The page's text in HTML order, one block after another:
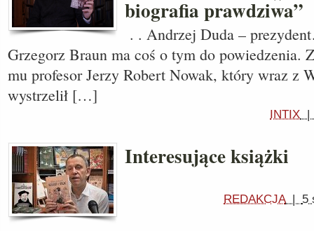
biografia prawdziwa”
. . Andrzej Duda –
Grzegorz Braun ma coś o tym do powiedzenia.
mu profesor Jerzy Robert Nowak, który wraz z
wystrzelił […]
INTIX
Interesujące książki
REDAKCJA| 5